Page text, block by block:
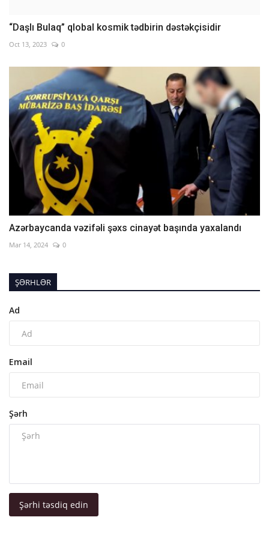
“Daşlı Bulaq” qlobal kosmik tədbirin dəstəkçisidir
Oct 13, 2023 0
Azərbaycanda vəzifəli şəxs cinayət başında yaxalandı
Mar 14, 2024 0
ŞƏRHLƏR
Ad
Email
Şərh
Şərhi təsdiq edin